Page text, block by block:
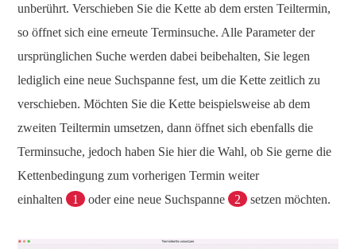
unberührt. Verschieben Sie die Kette ab dem ersten Teiltermin,
so öffnet sich eine erneute Terminsuche. Alle Parameter der
ursprünglichen Suche werden dabei beibehalten, Sie legen
lediglich eine neue Suchspanne fest, um die Kette zeitlich zu
verschieben. Möchten Sie die Kette beispielsweise ab dem
zweiten Teiltermin umsetzen, dann öffnet sich ebenfalls die
Terminsuche, jedoch haben Sie hier die Wahl, ob Sie gerne die
Kettenbedingung zum vorherigen Termin weiter
einhalten
1 oder eine neue Suchspanne 2 setzen möchten.